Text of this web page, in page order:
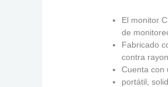
El monitor
de
Fabricado
contra
Cuenta con
portátil,